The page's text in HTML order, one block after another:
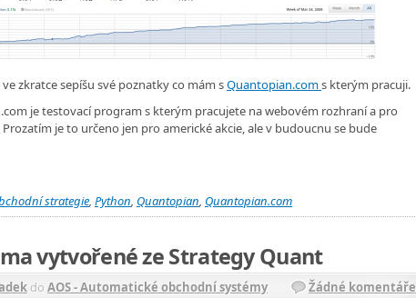
zkratce sepíšu své poznatky co mám sQuantopian.coms kterým pracuji.
je testovací program s kterým pracujete na webovém rozhraní a pro
je to určeno jen pro americké akcie, ale v budoucnu se bude
strategie, Python, Quantopian, Quantopian.com
vytvořené ze Strategy Quant
do AOS - Automatické obchodní systémy Žádné komentáře